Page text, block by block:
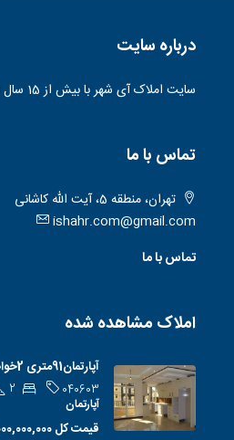
درباره سایت
سایت املاک آی شهر با بیش از 15 سال تجربه در املاک آنلاین
تماس با ما
تهران، منطقه 5، آیت الله کاشانی
ishahr.com@gmail.com
تماس با ما
املاک مشاهده شده
آپارتمان91متری 2خواب شاهین جنوبی
040603
2
آپارتمان
قیمت کل23,000,000,000تومان